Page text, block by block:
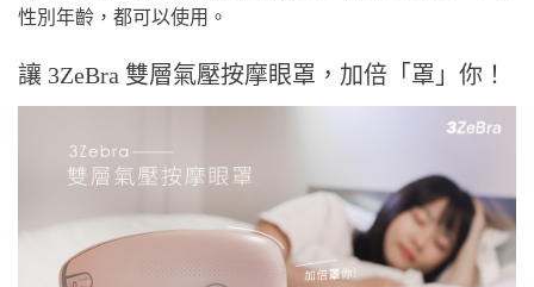
性別年齡，都可以使用。
讓 3ZeBra 雙層氣壓按摩眼罩，加倍「罩」你！